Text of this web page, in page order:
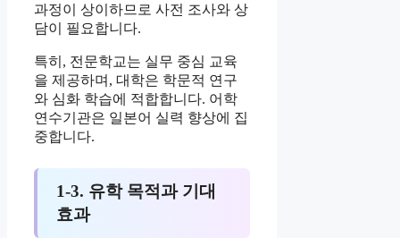
과정이 상이하므로 사전 조사와 상
담이 필요합니다.
특히, 전문학교는 실무 중심 교육
을 제공하며, 대학은 학문적 연구
와 심화 학습에 적합합니다. 어학
연수기관은 일본어 실력 향상에 집
중합니다.
1-3. 유학 목적과 기대
효과